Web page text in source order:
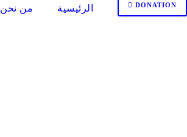
الرئيسية من نحن DONATION